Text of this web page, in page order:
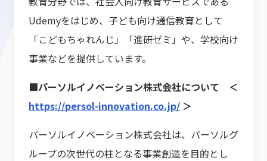
Udemyをはじめ、子ども向け通信教育として
「こどもちゃれんじ」「進研ゼミ」や、学校向け
事業などを提供しています。
■パーソルイノベーション株式会社について ＜
https://persol-innovation.co.jp/ ＞
パーソルイノベーション株式会社は、パーソルグ
ループの次世代の柱となる事業創造を目的とし